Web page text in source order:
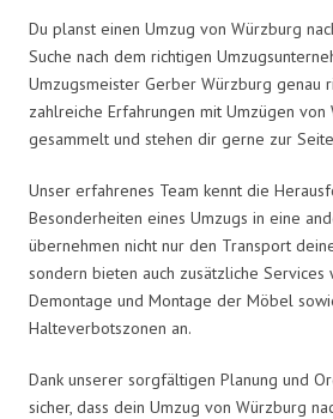
Du planst einen Umzug von Würzburg
Suche nach dem richtigen
Umzugsmeister Gerber Würzburg genau
zahlreiche Erfahrungen mit Umzügen von
gesammelt und stehen dir gerne zur
Unser erfahrenes Team kennt die
Besonderheiten eines Umzugs in eine
übernehmen nicht nur den Transport
sondern bieten auch zusätzliche Services
Demontage und Montage der Möbel
Halteverbotszonen an.
Dank unserer sorgfältigen Planung und
sicher, dass dein Umzug von Würzburg